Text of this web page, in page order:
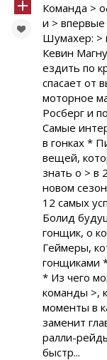
Команда >
и >
Шумахер: >
Кевин
ездить по
спасает от
моторное
Росберг и
Самые
в гонках *
вещей,
знать о > в
новом
12 самых
Болид
гонщик, о
Геймеры,
гонщиками
* Из чего
команды >,
моменты в
заменит
ралли-
быстр...